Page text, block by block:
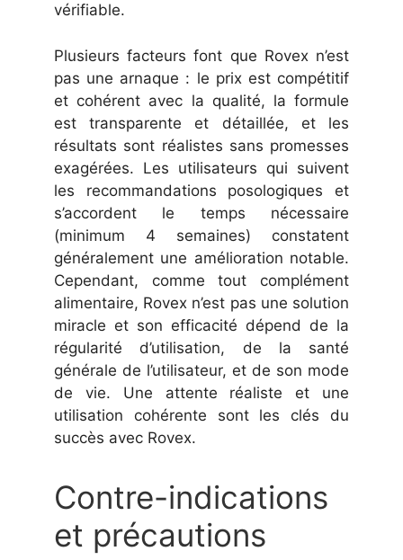
vérifiable.
Plusieurs facteurs font que Rovex n’est
pas une arnaque : le prix est compétitif
et cohérent avec la qualité, la formule
est transparente et détaillée, et les
résultats sont réalistes sans promesses
exagérées. Les utilisateurs qui suivent
les recommandations posologiques et
s’accordent le temps nécessaire
(minimum 4 semaines) constatent
généralement une amélioration notable.
Cependant, comme tout complément
alimentaire, Rovex n’est pas une solution
miracle et son efficacité dépend de la
régularité d’utilisation, de la santé
générale de l’utilisateur, et de son mode
de vie. Une attente réaliste et une
utilisation cohérente sont les clés du
succès avec Rovex.
Contre-indications
et précautions